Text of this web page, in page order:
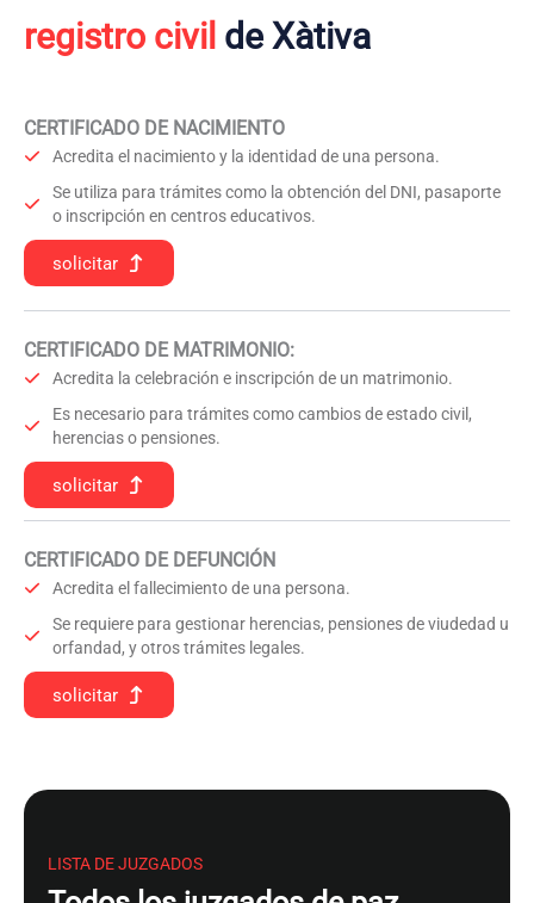
registro civil de Xàtiva
CERTIFICADO DE NACIMIENTO
Acredita el nacimiento y la identidad de una persona.
Se utiliza para trámites como la obtención del DNI, pasaporte
o inscripción en centros educativos.
solicitar
CERTIFICADO DE MATRIMONIO:
Acredita la celebración e inscripción de un matrimonio.
Es necesario para trámites como cambios de estado civil,
herencias o pensiones.
solicitar
CERTIFICADO DE DEFUNCIÓN
Acredita el fallecimiento de una persona.
Se requiere para gestionar herencias, pensiones de viudedad u
orfandad, y otros trámites legales.
solicitar
LISTA DE JUZGADOS